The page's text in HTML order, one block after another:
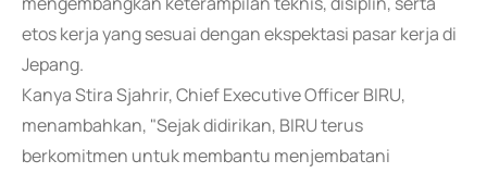
etos kerja yang sesuai dengan ekspektasi pasar kerja di
Jepang.
Kanya Stira Sjahrir, Chief Executive Officer BIRU,
menambahkan, "Sejak didirikan, BIRU terus
berkomitmen untuk membantu menjembatani